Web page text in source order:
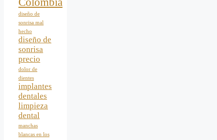
diseño de
sonrisa mal
hecho
diseño de
sonrisa
precio
dolor de
dientes
implantes
dentales
limpieza
dental
manchas
blancas en los